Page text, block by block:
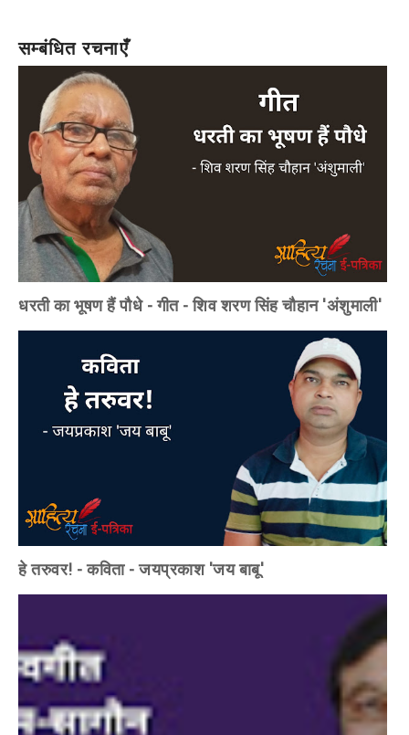
सम्बंधित रचनाएँ
धरती का भूषण हैं पौधे - गीत - शिव शरण सिंह चौहान 'अंशुमाली'
हे तरुवर! - कविता - जयप्रकाश 'जय बाबू'